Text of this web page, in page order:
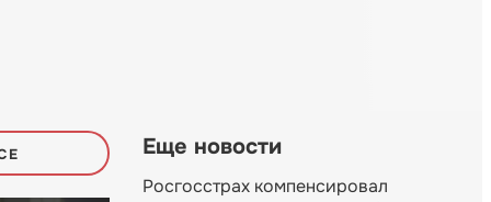
Еще новости
Росгосстрах компенсировал